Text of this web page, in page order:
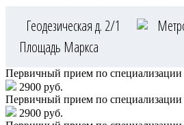
Геодезическая д. 2/1
Площадь Маркса
Первичный прием по
2900 руб.
Первичный прием по специализации
2900 руб.